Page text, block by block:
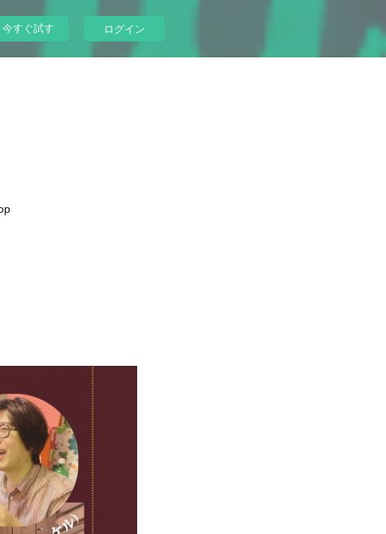
今すぐ試す ログイン